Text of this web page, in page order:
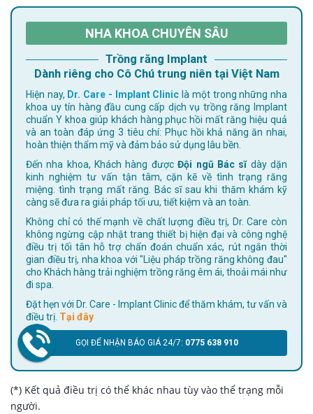
NHA KHOA CHUYÊN SÂU
Trồng răng Implant
Dành riêng cho Cô Chú trung niên tại Việt Nam
Hiện nay, Dr. Care - Implant Clinic là một trong những nha
khoa uy tín hàng đầu cung cấp dịch vụ trồng răng Implant
chuẩn Y khoa giúp khách hàng phục hồi mất răng hiệu quả
và an toàn đáp ứng 3 tiêu chí: Phục hồi khả năng ăn nhai,
hoàn thiện thẩm mỹ và đảm bảo sử dụng lâu bền.
Đến nha khoa, Khách hàng đượcĐội ngũ Bác sĩdày dặn
kinh nghiệm tư vấn tận tâm, cặn kẽ về tình trạng răng
miệng. tình trạng mất răng. Bác sĩ sau khi thăm khám kỹ
càng sẽ đưa ra giải pháp tối ưu, tiết kiệm và an toàn.
Không chỉ có thế mạnh về chất lượng điều trị, Dr. Care còn
không ngừng cập nhật trang thiết bị hiện đại và công nghệ
điều trị tối tân hỗ trợ chẩn đoán chuẩn xác, rút ngắn thời
gian điều trị, nha khoa với "Liệu pháp trồng răng không đau"
cho Khách hàng trải nghiệm trồng răng êm ái, thoải mái như
đi spa.
Đặt hẹn với Dr. Care - Implant Clinic để thăm khám, tư vấn và
điều trị. Tại đây
GỌI ĐỂ NHẬN BÁO GIÁ 24/7: 0775 638 910
(*) Kết quả điều trị có thể khác nhau tùy vào thể trạng mỗi
người.